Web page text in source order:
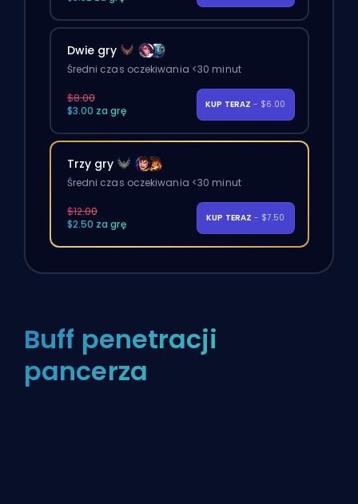
Dwie gry
Średni czas oczekiwania <30 minut
$8.00
$3.00 za grę
KUP TERAZ - $6.00
Trzy gry
Średni czas oczekiwania <30 minut
$12.00
$2.50 za grę
KUP TERAZ - $7.50
Buff penetracji
pancerza